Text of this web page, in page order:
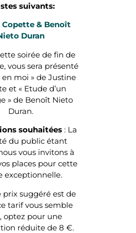
suivants:
Copette & Benoît
Duran
soirée de fin de
vous sera présenté
en moi » de Justine
et « Etude d’un
» de Benoît Nieto
Duran.
souhaitées : La
du public étant
vous invitons à
places pour cette
exceptionnelle.
prix suggéré est de
tarif vous semble
optez pour une
réduite de 8 €.